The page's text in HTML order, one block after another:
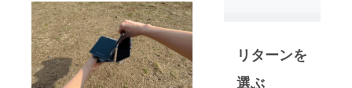
常に「価
値」のある
リターンを
選ぶ